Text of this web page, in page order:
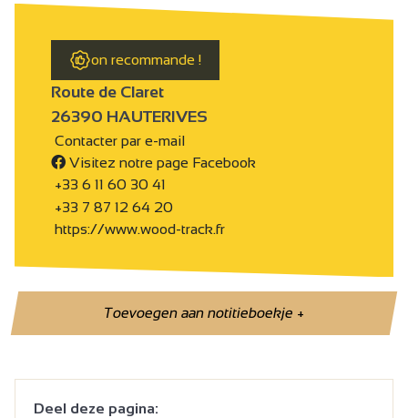
on recommande !
Route de Claret
26390 HAUTERIVES
Contacter par e-mail
Visitez notre page Facebook
+33 6 11 60 30 41
+33 7 87 12 64 20
https://www.wood-track.fr
Toevoegen aan notitieboekje+
Deel deze pagina: